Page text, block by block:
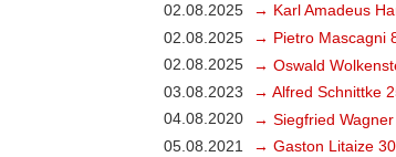
02.08.2025
→ Karl Amadeus
02.08.2025
→ Pietro Mascagni
02.08.2025
→ Oswald
03.08.2023
→ Alfred Schnittke
04.08.2020
→ Siegfried Wagner
05.08.2021
→ Gaston Litaize